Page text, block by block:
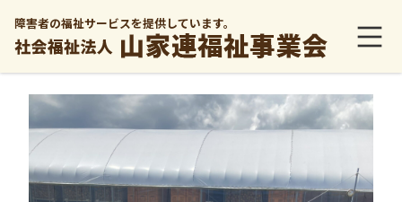
障害者の福祉サービスを提供しています。